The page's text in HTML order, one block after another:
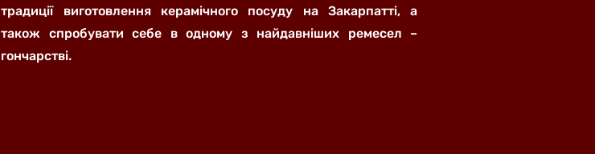
традиції виготовлення керамічного посуду на Закарпатті, а
також спробувати себе в одному з найдавніших ремесел –
гончарстві.